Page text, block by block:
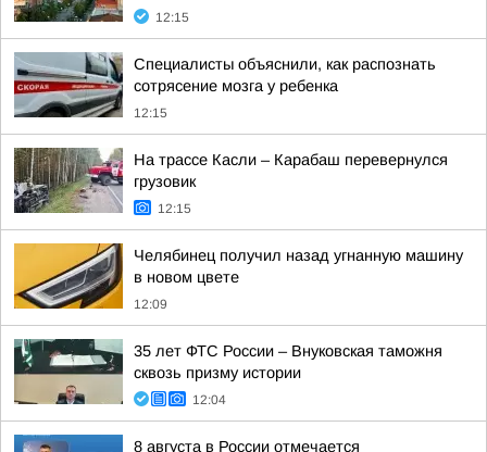
12:15
Специалисты объяснили, как распознать
сотрясение мозга у ребенка
12:15
На трассе Касли – Карабаш перевернулся
грузовик
12:15
Челябинец получил назад угнанную машину
в новом цвете
12:09
35 лет ФТС России – Внуковская таможня
сквозь призму истории
12:04
8 августа в России отмечается